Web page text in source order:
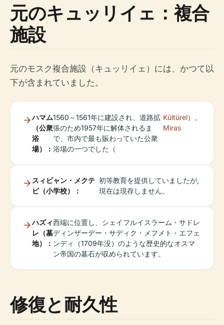
元のキュッリイェ：複合
施設
元のモスク複合施設（キュッリイェ）には、かつて以
下が含まれていました。
ハマム
（公衆
浴
場）：
1560～1561年に建設され、道路拡
張のため1957年に解体されるま
で、市内で最も賑わっていた公衆
浴場の一つでした（
Kültürel
Miras
）。
スィビャン・メクテ
ビ（小学校）：
初等教育を提供していましたが,
現在は現存しません。
ハズィ
レ（墓
地）：
西端に位置し、シェイフルイスラーム・サドレ
ディンザーデー・サディク・メフメト・エフェ
ンディ（1709年没）のような歴史的なオスマ
ン帝国の墓石が収められています。
修復と耐久性